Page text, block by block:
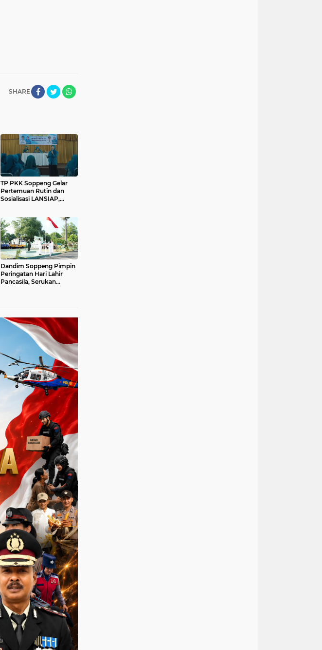
SHARE
TP PKK Soppeng Gelar
Pertemuan Rutin dan
Sosialisasi LANSIAP,
Dandim Soppeng Pimpin
Peringatan Hari Lahir
Pancasila, Serukan